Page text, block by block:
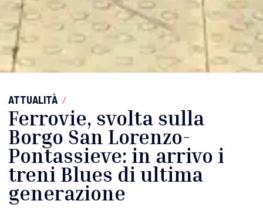
ATTUALITÀ /
Ferrovie, svolta sulla
Borgo San Lorenzo-
Pontassieve: in arrivo i
treni Blues di ultima
generazione